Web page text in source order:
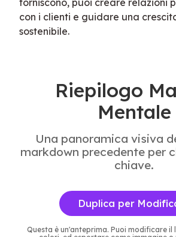
con i clienti e guidare una
sostenibile.
Riepilogo
Mentale
Una panoramica visiva
markdown precedente per
chiave.
Duplica per
Questa è un'anteprima. Puoi modificare il